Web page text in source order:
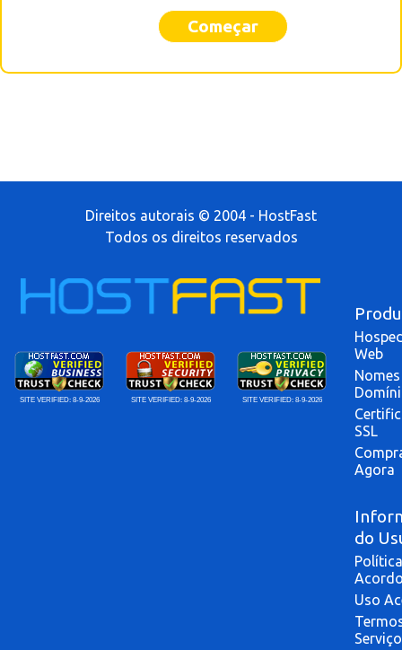
Começar
Direitos autorais © 2004 - HostFast
Todos os direitos reservados
SITE VERIFIED: 8-9-2026 SITE VERIFIED: 8-9-2026 SITE VERIFIED: 8-9-2026
Web
SSL
Agora
do
Uso
Serviço